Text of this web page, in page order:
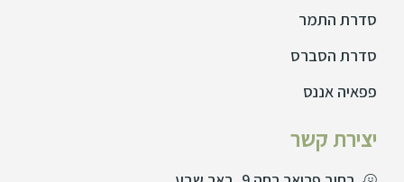
יצירת קשר
סדרת התמר
סדרת הסברס
פפאיה אננס